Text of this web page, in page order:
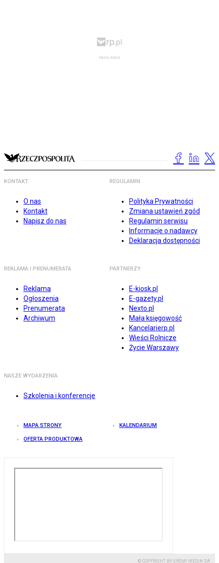
KONTAKT
O nas
Kontakt
Napisz do nas
REGULAMIN
Polityka Prywatności
Zmiana ustawień zgód
Regulamin serwisu
Informacje o nadawcy
Deklaracja dostępności
REKLAMA I PRENUMERATA
Reklama
Ogłoszenia
Prenumerata
Archiwum
PARTNERZY
E-kiosk.pl
E-gazety.pl
Nexto.pl
Mała księgowość
Kancelarierp.pl
Wieści Rolnicze
Życie Warszawy
NASZE WYDARZENIA
Szkolenia i konferencje
MAPA STRONY KALENDARIUM
OFERTA PRODUKTOWA
© COPYRIGHT BY GREMI MEDIA SA